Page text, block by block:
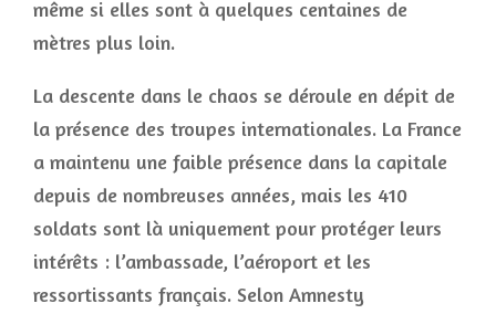
même si elles sont à quelques centaines de
mètres plus loin.
La descente dans le chaos se déroule en dépit de
la présence des troupes internationales. La France
a maintenu une faible présence dans la capitale
depuis de nombreuses années, mais les 410
soldats sont là uniquement pour protéger leurs
intérêts : l’ambassade, l’aéroport et les
ressortissants français. Selon Amnesty